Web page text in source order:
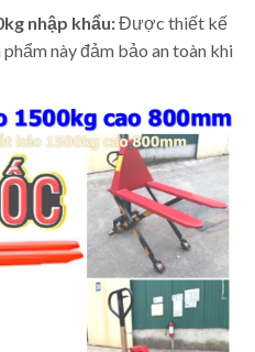
nhập khẩu:Được thiết kế
này đảm bảo an toàn khi